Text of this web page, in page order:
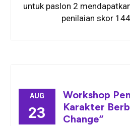
untuk paslon 2
penilaian skor
AUG
23
Workshop
Karakter
Change”